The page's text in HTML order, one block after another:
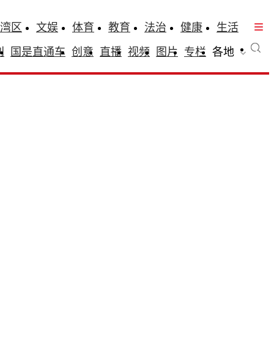
区 文娱 体育 教育 法治 健康
生活
国是直通车 创意 直播 视频 图片 专栏 各地